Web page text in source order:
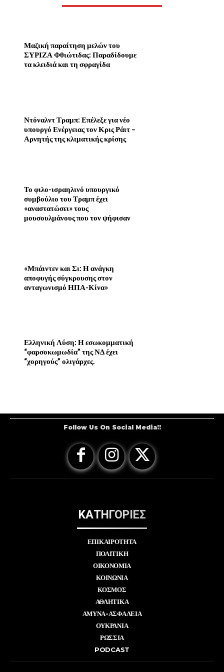
Μαζική παραίτηση μελών του
ΣΥΡΙΖΑ Φθιώτιδας: Παραδίδουμε
τα κλειδιά και τη σφραγίδα
Ντόναλντ Τραμπ: Επέλεξε για νέο
υπουργό Ενέργειας τον Κρις Ράιτ –
Αρνητής της κλιματικής κρίσης
Το φιλο-ισραηλινό υπουργικό
συμβούλιο του Τραμπ έχει
«αναστατώσει» τους
μουσουλμάνους που τον ψήφισαν
«Μπάιντεν και Σι: Η ανάγκη
αποφυγής σύγκρουσης στον
ανταγωνισμό ΗΠΑ-Κίνα»
Ελληνική Λύση: Η εσωκομματική
“φαρσοκωμωδία” της ΝΔ έχει
“χορηγούς” ολιγάρχες.
Follow Us On Social Media!!
ΚΑΤΗΓΟΡΙΕΣ
ΕΠΙΚΑΙΡΟΤΗΤΑ
ΠΟΛΙΤΙΚΗ
ΟΙΚΟΝΟΜΙΑ
ΚΟΙΝΩΝΙΑ
ΚΟΣΜΟΣ
ΑΘΛΗΤΙΚΑ
ΑΜΥΝΑ-ΑΣΦΑΛΕΙΑ
ΟΥΚΡΑΝΙΑ
ΡΩΣΣΙΑ
PODCAST